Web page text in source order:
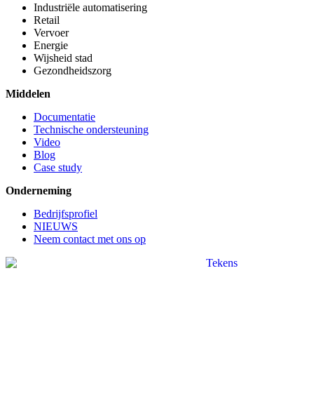
Industriële automatisering
Retail
Vervoer
Energie
Wijsheid stad
Gezondheidszorg
Middelen
Documentatie
Technische ondersteuning
Video
Blog
Case study
Onderneming
Bedrijfsprofiel
NIEUWS
Neem contact met ons op